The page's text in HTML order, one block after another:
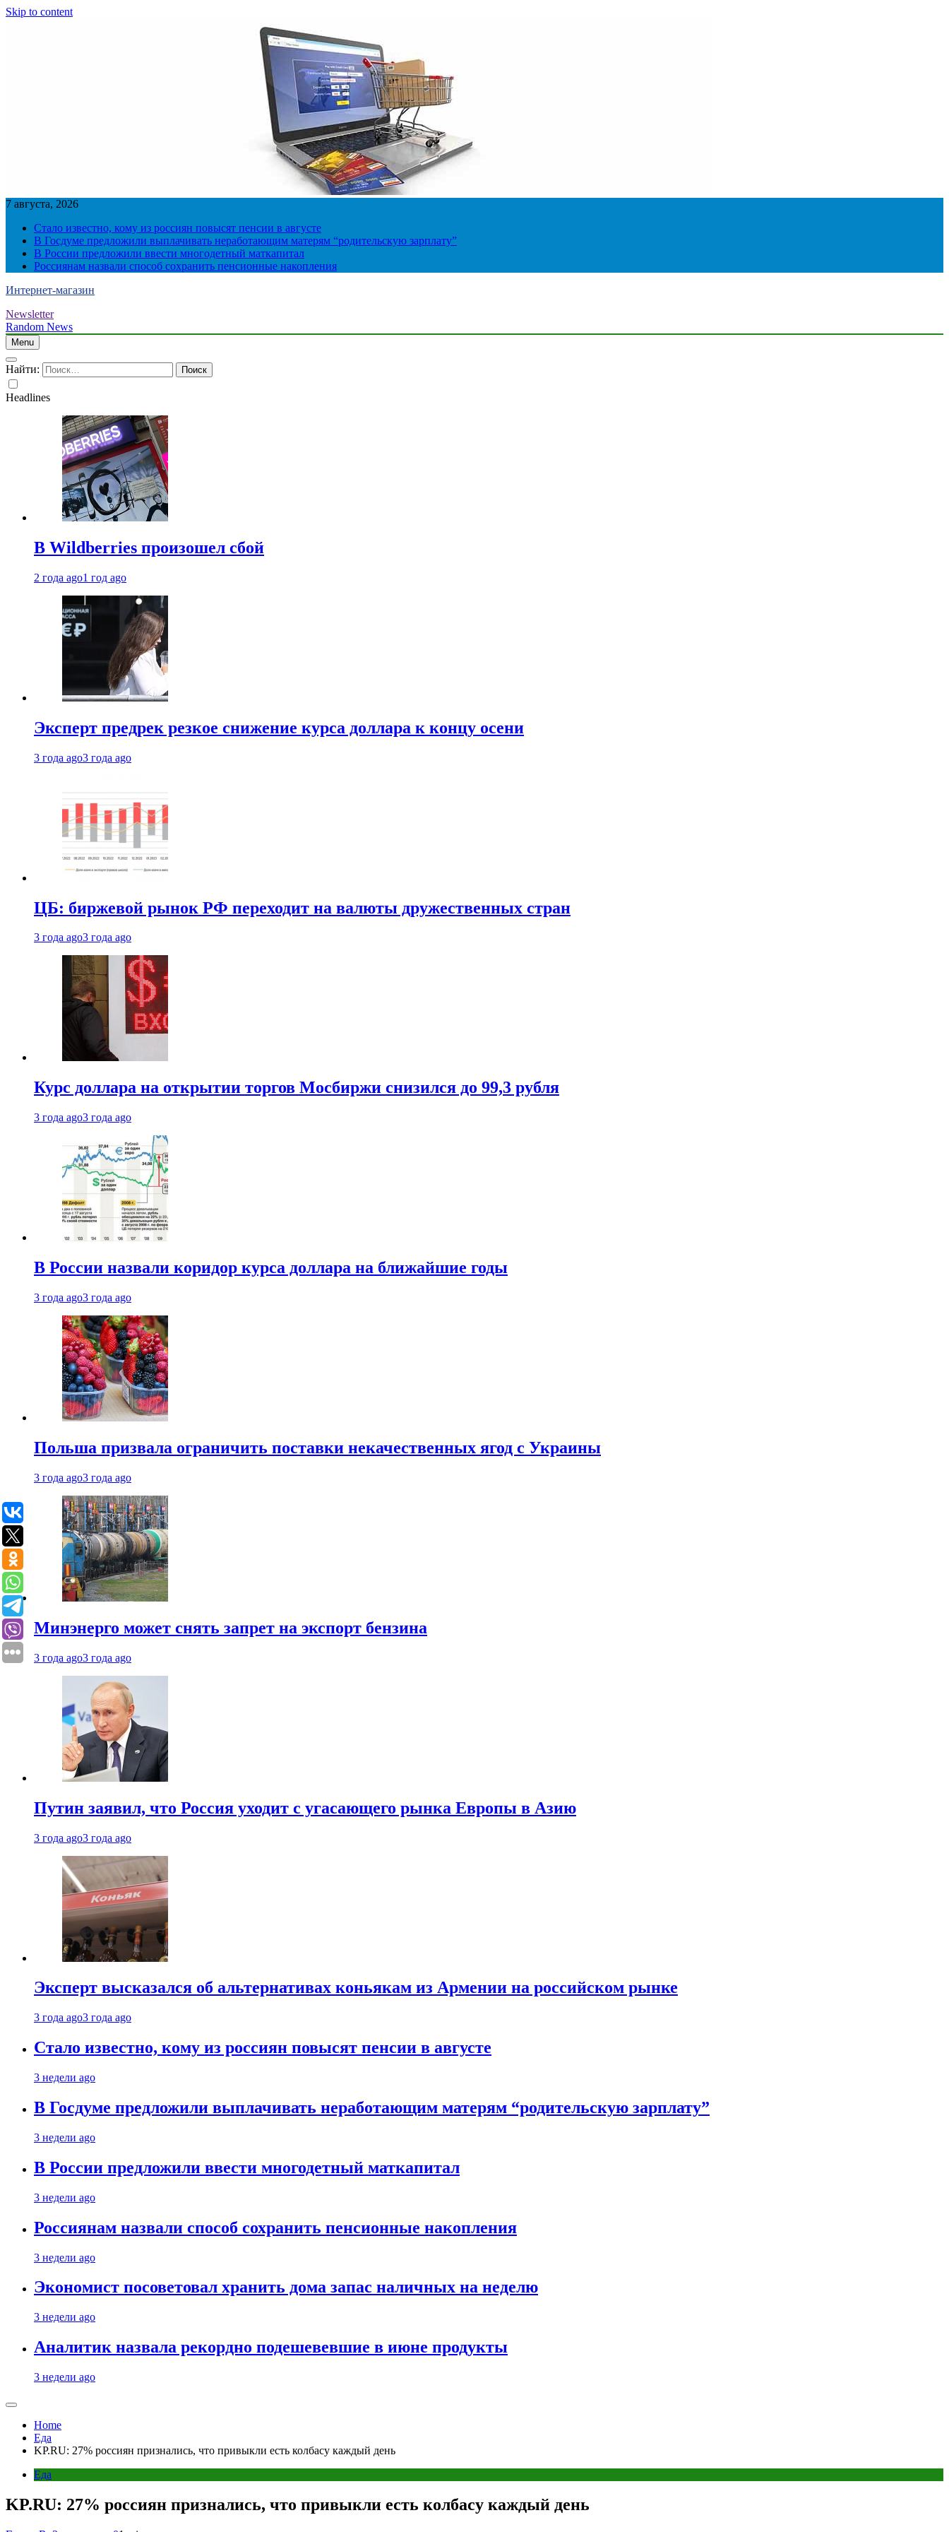
Skip to content
7 августа, 2026
Стало известно, кому из россиян повысят пенсии в августе
В Госдуме предложили выплачивать неработающим матерям “родительскую зарплату”
В России предложили ввести многодетный маткапитал
Россиянам назвали способ сохранить пенсионные накопления
Интернет-магазин
Newsletter
Random News
Menu
Найти:
Headlines
В Wildberries произошел сбой
2 года ago1 год ago
Эксперт предрек резкое снижение курса доллара к концу осени
3 года ago3 года ago
ЦБ: биржевой рынок РФ переходит на валюты дружественных стран
3 года ago3 года ago
Курс доллара на открытии торгов Мосбиржи снизился до 99,3 рубля
3 года ago3 года ago
В России назвали коридор курса доллара на ближайшие годы
3 года ago3 года ago
Польша призвала ограничить поставки некачественных ягод с Украины
3 года ago3 года ago
Минэнерго может снять запрет на экспорт бензина
3 года ago3 года ago
Путин заявил, что Россия уходит с угасающего рынка Европы в Азию
3 года ago3 года ago
Эксперт высказался об альтернативах коньякам из Армении на российском рынке
3 года ago3 года ago
Стало известно, кому из россиян повысят пенсии в августе
3 недели ago
В Госдуме предложили выплачивать неработающим матерям “родительскую зарплату”
3 недели ago
В России предложили ввести многодетный маткапитал
3 недели ago
Россиянам назвали способ сохранить пенсионные накопления
3 недели ago
Экономист посоветовал хранить дома запас наличных на неделю
3 недели ago
Аналитик назвала рекордно подешевевшие в июне продукты
3 недели ago
Home
Еда
KP.RU: 27% россиян признались, что привыкли есть колбасу каждый день
Еда
KP.RU: 27% россиян признались, что привыкли есть колбасу каждый день